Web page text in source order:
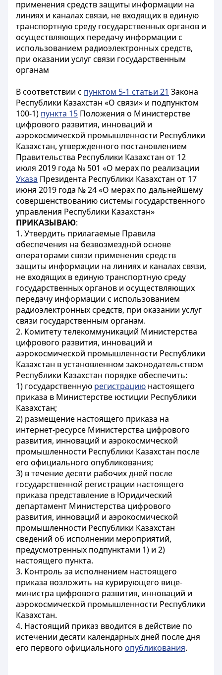
применения средств защиты информации на
линиях и каналах связи, не входящих в единую
транспортную среду государственных органов и
осуществляющих передачу информации с
использованием радиоэлектронных средств,
при оказании услуг связи государственным
органам
В соответствии с пунктом 5-1 статьи 21 Закона
Республики Казахстан «О связи» и подпунктом
100-1) пункта 15 Положения о Министерстве
цифрового развития, инноваций и
аэрокосмической промышленности Республики
Казахстан, утвержденного постановлением
Правительства Республики Казахстан от 12
июля 2019 года № 501 «О мерах по реализации
Указа Президента Республики Казахстан от 17
июня 2019 года № 24 «О мерах по дальнейшему
совершенствованию системы государственного
управления Республики Казахстан»
ПРИКАЗЫВАЮ:
1. Утвердить прилагаемые Правила
обеспечения на безвозмездной основе
операторами связи применения средств
защиты информации на линиях и каналах связи,
не входящих в единую транспортную среду
государственных органов и осуществляющих
передачу информации с использованием
радиоэлектронных средств, при оказании услуг
связи государственным органам.
2. Комитету телекоммуникаций Министерства
цифрового развития, инноваций и
аэрокосмической промышленности Республики
Казахстан в установленном законодательством
Республики Казахстан порядке обеспечить:
1) государственную регистрацию настоящего
приказа в Министерстве юстиции Республики
Казахстан;
2) размещение настоящего приказа на
интернет-ресурсе Министерства цифрового
развития, инноваций и аэрокосмической
промышленности Республики Казахстан после
его официального опубликования;
3) в течение десяти рабочих дней после
государственной регистрации настоящего
приказа представление в Юридический
департамент Министерства цифрового
развития, инноваций и аэрокосмической
промышленности Республики Казахстан
сведений об исполнении мероприятий,
предусмотренных подпунктами 1) и 2)
настоящего пункта.
3. Контроль за исполнением настоящего
приказа возложить на курирующего вице-
министра цифрового развития, инноваций и
аэрокосмической промышленности Республики
Казахстан.
4. Настоящий приказ вводится в действие по
истечении десяти календарных дней после дня
его первого официального опубликования.